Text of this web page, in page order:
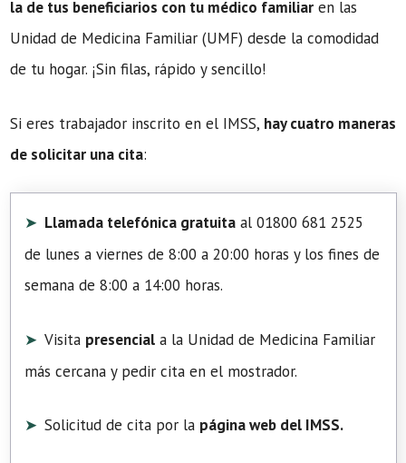
la de tus beneficiarios con tu médico familiar en las
Unidad de Medicina Familiar (UMF) desde la comodidad
de tu hogar. ¡Sin filas, rápido y sencillo!
Si eres trabajador inscrito en el IMSS, hay cuatro maneras
de solicitar una cita:
Llamada telefónica gratuita al 01800 681 2525
de lunes a viernes de 8:00 a 20:00 horas y los fines de
semana de 8:00 a 14:00 horas.
Visita presencial a la Unidad de Medicina Familiar
más cercana y pedir cita en el mostrador.
Solicitud de cita por la página web del IMSS.